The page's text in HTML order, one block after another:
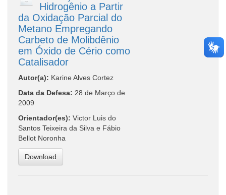
Hidrogênio a Partir
da Oxidação Parcial do
Metano Empregando
Carbeto de Molibdênio
em Óxido de Cério como
Catalisador
Autor(a): Karine Alves Cortez
Data da Defesa: 28 de Março de
2009
Orientador(es): Victor Luis do
Santos Teixeira da Silva e Fábio
Bellot Noronha
Download